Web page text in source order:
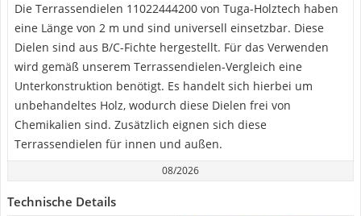
Die Terrassendielen 11022444200 von Tuga-Holztech haben
eine Länge von 2 m und sind universell einsetzbar. Diese
Dielen sind aus B/C-Fichte hergestellt. Für das Verwenden
wird gemäß unserem Terrassendielen-Vergleich eine
Unterkonstruktion benötigt. Es handelt sich hierbei um
unbehandeltes Holz, wodurch diese Dielen frei von
Chemikalien sind. Zusätzlich eignen sich diese
Terrassendielen für innen und außen.
08/2026
Technische Details